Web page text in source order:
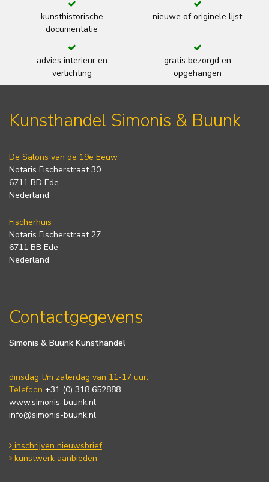
kunsthistorische
documentatie
nieuwe of originele lijst
advies interieur en
verlichting
gratis bezorgd en
opgehangen
Kunsthandel Simonis & Buunk
De Salons van de 19e Eeuw
Notaris Fischerstraat 30
6711 BD Ede
Nederland
Fischerhuis
Notaris Fischerstraat 27
6711 BB Ede
Nederland
Contactgegevens
Simonis & Buunk Kunsthandel
dinsdag t/m zaterdag van 11-17 uur.
Telefoon +31 (0) 318 652888
www.simonis-buunk.nl
info@simonis-buunk.nl
inschrijven nieuwsbrief
kunstwerk aanbieden